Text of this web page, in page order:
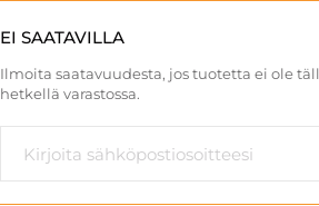
EI SAATAVILLA
Ilmoita saatavuudesta, jos tuotetta ei ole
hetkellä varastossa.